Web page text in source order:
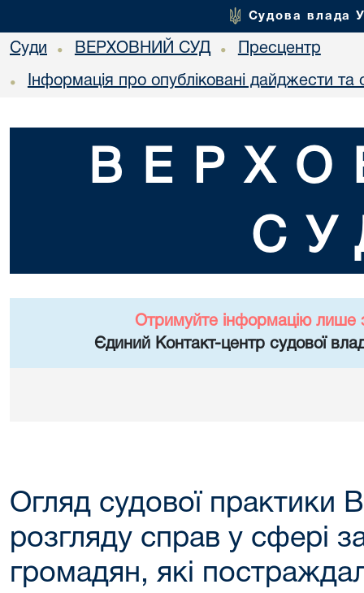
Судова влада
Суди • ВЕРХОВНИЙ СУД • Пресцентр
• Інформація про опубліковані дайджести та
Отримуйте інформацію лише
Єдиний Контакт-центр судової
Огляд судової практики
розгляду справ у сфері
громадян, які